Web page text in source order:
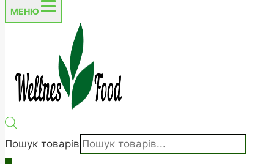
МЕНЮ
Пошук товарів